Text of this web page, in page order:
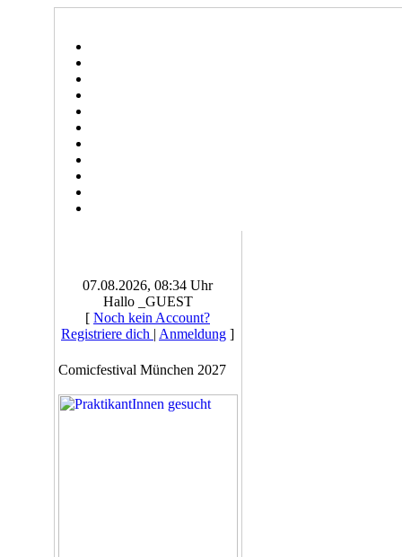
07.08.2026, 08:34 Uhr
Hallo _GUEST
[ Noch kein Account?
Registriere dich | Anmeldung ]
Comicfestival München 2027